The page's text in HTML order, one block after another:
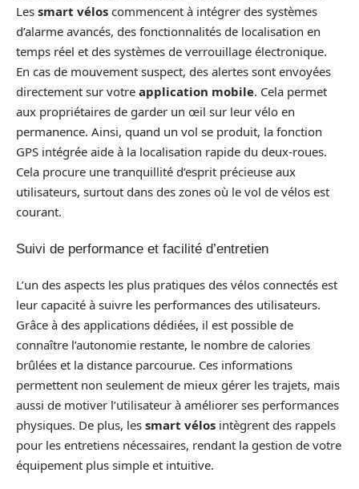
Les smart vélos commencent à intégrer des systèmes
d’alarme avancés, des fonctionnalités de localisation en
temps réel et des systèmes de verrouillage électronique.
En cas de mouvement suspect, des alertes sont envoyées
directement sur votre application mobile. Cela permet
aux propriétaires de garder un œil sur leur vélo en
permanence. Ainsi, quand un vol se produit, la fonction
GPS intégrée aide à la localisation rapide du deux-roues.
Cela procure une tranquillité d’esprit précieuse aux
utilisateurs, surtout dans des zones où le vol de vélos est
courant.
Suivi de performance et facilité d’entretien
L’un des aspects les plus pratiques des vélos connectés est
leur capacité à suivre les performances des utilisateurs.
Grâce à des applications dédiées, il est possible de
connaître l’autonomie restante, le nombre de calories
brûlées et la distance parcourue. Ces informations
permettent non seulement de mieux gérer les trajets, mais
aussi de motiver l’utilisateur à améliorer ses performances
physiques. De plus, les smart vélos intègrent des rappels
pour les entretiens nécessaires, rendant la gestion de votre
équipement plus simple et intuitive.